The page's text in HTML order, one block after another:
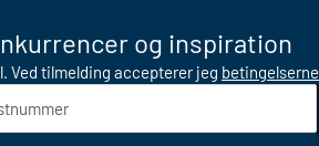
og inspiration
Ved tilmelding accepterer jeg betingelserne